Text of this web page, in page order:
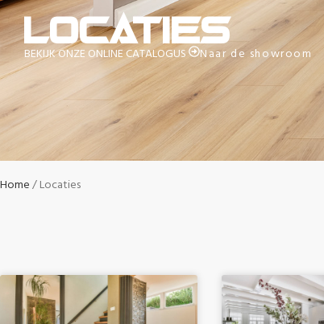
Locaties
BEKIJK ONZE ONLINE CATALOGUS Naar de showroom
Home Locaties